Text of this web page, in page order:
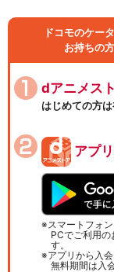
ドコモのケー
お持ちの方
dアニメス
はじめての方
アプ
スマートフォ
PCでご利用の
す。
アプリから入
無料期間は入